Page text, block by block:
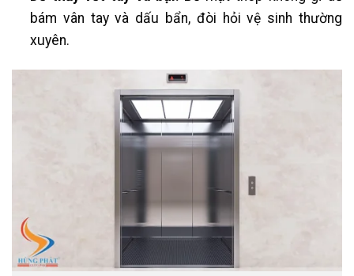
bám vân tay và dấu bẩn, đòi hỏi vệ sinh thường
xuyên.